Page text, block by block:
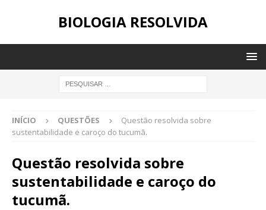
BIOLOGIA RESOLVIDA
INÍCIO QUESTÕES
Questão resolvida sobre
sustentabilidade e caroço do tucumã.
Questão resolvida sobre
sustentabilidade e caroço do
tucumã.